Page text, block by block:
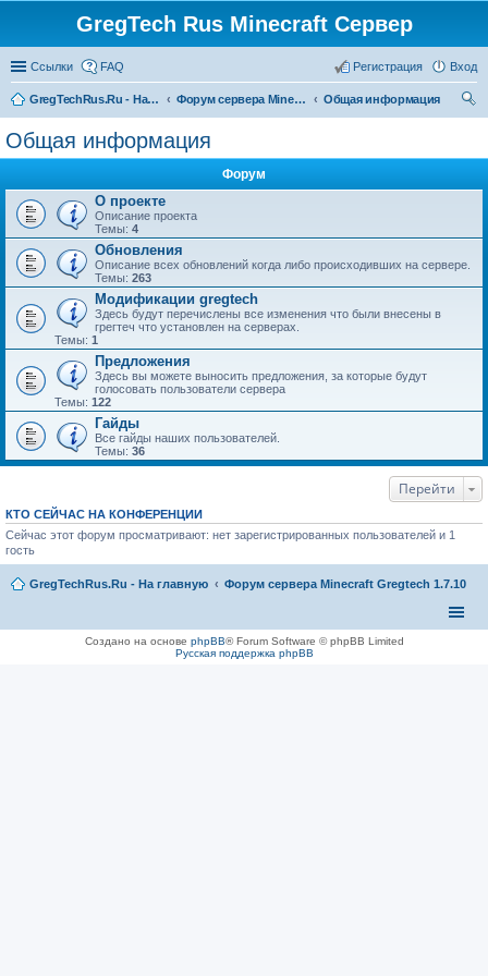
GregTech Rus Minecraft Сервер
Ссылки FAQ Вход
Регистрация
GregTechRus.Ru - На главную Форум сервера Minecraft Gregtech 1.7.10
Общая информация
Общая информация
Форум
О проекте
Описание проекта
Темы: 4
Обновления
Описание всех обновлений когда либо происходивших на сервере.
Темы: 263
Модификации gregtech
Здесь будут перечислены все изменения что были внесены в
грегтеч что установлен на серверах.
Темы: 1
Предложения
Здесь вы можете выносить предложения, за которые будут
голосовать пользователи сервера
Темы: 122
Гайды
Все гайды наших пользователей.
Темы: 36
Перейти
КТО СЕЙЧАС НА КОНФЕРЕНЦИИ
Сейчас этот форум просматривают: нет зарегистрированных пользователей и 1
гость
GregTechRus.Ru - На главную Форум сервера Minecraft Gregtech 1.7.10
Создано на основе phpBB® Forum Software © phpBB Limited
Русская поддержка phpBB